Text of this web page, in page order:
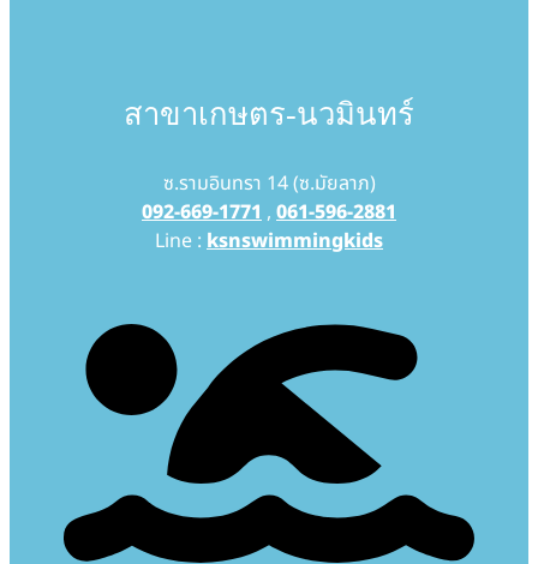
สาขาเกษตร-นวมินทร์
ซ.รามอินทรา 14 (ซ.มัยลาภ)
092-669-1771 , 061-596-2881
Line : ksnswimmingkids